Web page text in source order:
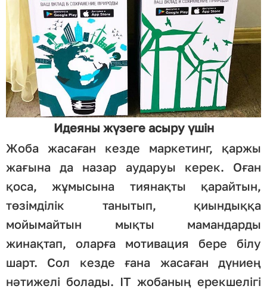
Идеяны жүзеге асыру үшін
Жоба жасаған кезде маркетинг, қаржы
жағына да назар аударуы керек. Оған
қоса, жұмысына тиянақты қарайтын,
төзімділік танытып, қиындыққа
мойымайтын мықты мамандарды
жинақтап, оларға мотивация бере білу
шарт. Сол кезде ғана жасаған дүниең
нәтижелі болады. ІТ жобаның ерекшелігі